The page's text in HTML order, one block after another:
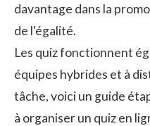
davantage dans la
de l'égalité.
Les quiz fonctionnent
équipes hybrides et à
tâche, voici un guide
à organiser un quiz en